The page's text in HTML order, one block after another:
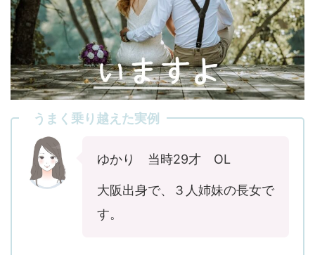
うまく乗り越えた実例
ゆかり 当時29才 OL
大阪出身で、３人姉妹の長女で
す。